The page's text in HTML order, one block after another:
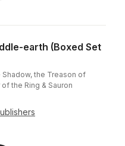
earth (Boxed Set
Shadow, the Treason of
the Ring & Sauron